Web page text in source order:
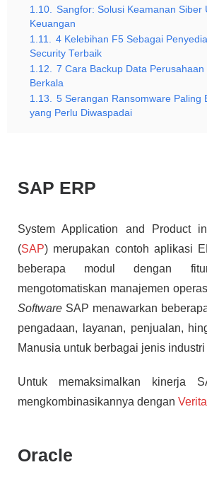
1.10.
Sangfor: Solusi Keamanan Siber
Keuangan
1.11.
4 Kelebihan F5 Sebagai
Security Terbaik
1.12.
7 Cara Backup Data Perusahaan
Berkala
1.13.
5 Serangan Ransomware Paling
yang Perlu Diwaspadai
SAP ERP
System Application and Product
(SAP) merupakan contoh aplikasi
beberapa modul dengan
mengotomatiskan manajemen
Software SAP menawarkan
pengadaan, layanan, penjualan,
Manusia untuk berbagai jenis
Untuk memaksimalkan kinerja
mengkombinasikannya dengan
Oracle